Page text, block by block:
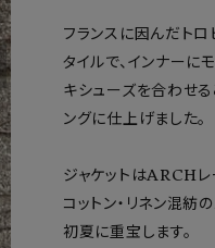
フランスに因んだトロ
タイルで、インナーに
キシューズを合わせ
ングに仕上げました。
ジャケットはARCHレ
コットン・リネン混
初夏に重宝します。